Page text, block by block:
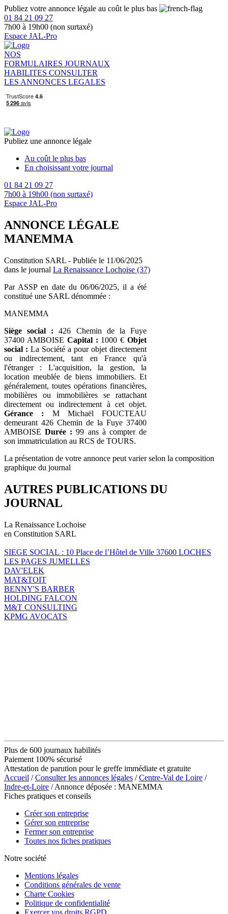
Publiez votre annonce légale au coût le plus bas
01 84 21 09 27
7h00 à 19h00 (non surtaxé)
Espace JAL-Pro
NOS
FORMULAIRES JOURNAUX
HABILITES CONSULTER
LES ANNONCES LEGALES
Publiez une annonce légale
Au coût le plus bas
En choisissant votre journal
01 84 21 09 27
7h00 à 19h00 (non surtaxé)
Espace JAL-Pro
ANNONCE LÉGALE
MANEMMA
Constitution SARL - Publiée le 11/06/2025
dans le journal La Renaissance Lochoise (37)
Par ASSP en date du 06/06/2025, il a été
constitué une SARL dénommée :
MANEMMA
Siège social : 426 Chemin de la Fuye
37400 AMBOISE Capital : 1000 €Objet
social : La Société a pour objet directement
ou indirectement, tant en France qu'à
l'étranger : L'acquisition, la gestion, la
location meublée de biens immobiliers. Et
généralement, toutes opérations financières,
mobilières ou immobilières se rattachant
directement ou indirectement à cet objet.
Gérance : M Michaël FOUCTEAU
demeurant 426 Chemin de la Fuye 37400
AMBOISEDurée : 99 ans à compter de
son immatriculation au RCS de TOURS.
La présentation de votre annonce peut varier selon la composition
graphique du journal
AUTRES PUBLICATIONS DU
JOURNAL
La Renaissance Lochoise
en Constitution SARL
SIEGE SOCIAL : 10 Place de l’Hôtel de Ville 37600 LOCHES
LES PAGES JUMELLES
DAV'ELEK
MAT&TOIT
BENNY'S BARBER
HOLDING FALCON
M&T CONSULTING
KPMG AVOCATS
Plus de 600 journaux habilités
Paiement 100% sécurisé
Attestation de parution pour le greffe immédiate et gratuite
Accueil /Consulter les annonces légales /Centre-Val de Loire /
Indre-et-Loire / Annonce déposée : MANEMMA
Fiches pratiques et conseils
Créer son entreprise
Gérer son entreprise
Fermer son entreprise
Toutes nos fiches pratiques
Notre société
Mentions légales
Conditions générales de vente
Charte Cookies
Politique de confidentialité
Exercer vos droits RGPD